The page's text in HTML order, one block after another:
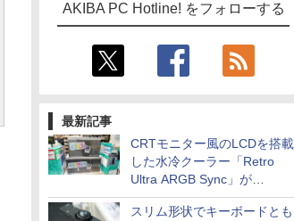
AKIBA PC Hotline! をフォローする
最新記事
CRTモニター風のLCDを搭載
した水冷クーラー「Retro
Ultra ARGB Sync」が
Thermaltakeから
スリム形状でキーボードとも